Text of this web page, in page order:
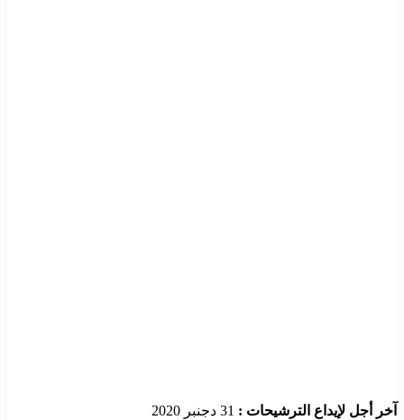
آخر أجل لإيداع الترشيحات : 31 دجنبر 2020